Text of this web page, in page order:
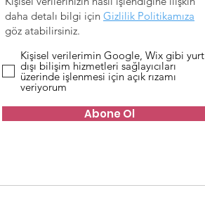
daha detalı bilgi için Gizlilik Politikamıza
göz atabilirsiniz.
Kişisel verilerimin Google, Wix gibi yurt
dışı bilişim hizmetleri sağlayıcıları
üzerinde işlenmesi için açık rızamı
veriyorum
Abone Ol